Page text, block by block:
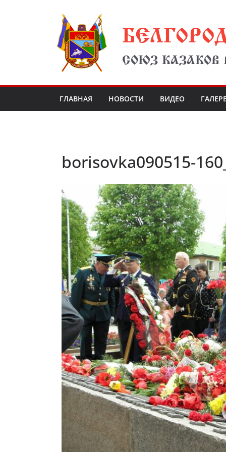
СОЮЗ КАЗАКОВ
ГЛАВНАЯ НОВОСТИ ВИДЕО
borisovka090515-